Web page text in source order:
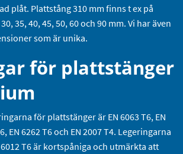
plåt. Plattstång 310 mm finns t ex på
35, 40, 45, 50, 60 och 90 mm. Vi har även
som är unika.
för plattstänger
för plattstänger är EN 6063 T6, EN
EN 6262 T6 och EN 2007 T4. Legeringarna
6012 T6 är kortspåniga och utmärkta att